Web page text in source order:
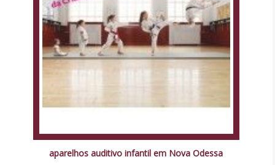
aparelhos auditivo infantil em Nova Odessa